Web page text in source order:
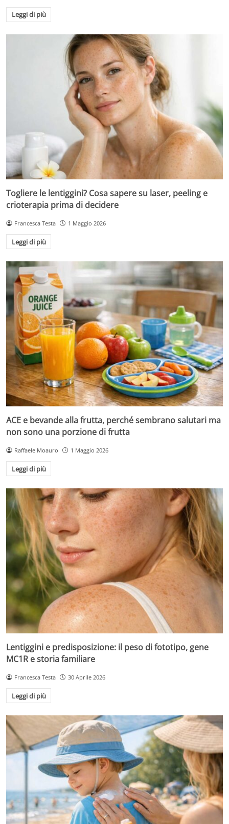
Leggi di più
Togliere le lentiggini? Cosa sapere su laser, peeling e
crioterapia prima di decidere
Francesca Testa 1 Maggio 2026
Leggi di più
ACE e bevande alla frutta, perché sembrano salutari ma
non sono una porzione di frutta
Raffaele Moauro 1 Maggio 2026
Leggi di più
Lentiggini e predisposizione: il peso di fototipo, gene
MC1R e storia familiare
Francesca Testa 30 Aprile 2026
Leggi di più